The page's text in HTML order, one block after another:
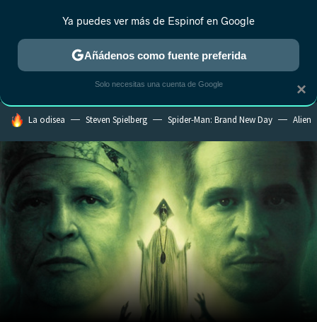
MENÚ NUEVO
ESTRENOS REALITY ANIME RANKINGS CINE
HOY SE HABLA DE
La odisea Steven Spielberg Spider-Man: Brand New Day Alien
×
Ya puedes ver más de Espinof en Google
Añádenos como fuente preferida
Solo necesitas una cuenta de Google